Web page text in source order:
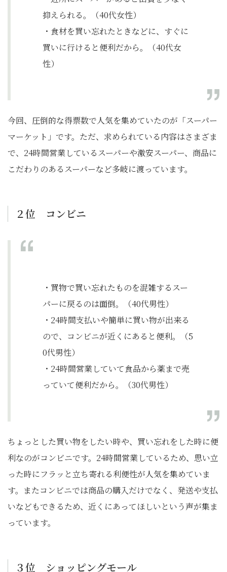
抑えられる。（40代女性）
・食材を買い忘れたときなどに、すぐに
買いに行けると便利だから。（40代女
性）
今回、圧倒的な得票数で人気を集めていたのが「スーパー
マーケット」です。ただ、求められている内容はさまざま
で、24時間営業しているスーパーや激安スーパー、商品に
こだわりのあるスーパーなど多岐に渡っています。
２位 コンビニ
・買物で買い忘れたものを混雑するスー
パーに戻るのは面倒。（40代男性）
・24時間支払いや簡単に買い物が出来る
ので、コンビニが近くにあると便利。（5
0代男性）
・24時間営業していて食品から薬まで売
っていて便利だから。（30代男性）
ちょっとした買い物をしたい時や、買い忘れをした時に便
利なのがコンビニです。24時間営業しているため、思い立
った時にフラッと立ち寄れる利便性が人気を集めていま
す。またコンビニでは商品の購入だけでなく、発送や支払
いなどもできるため、近くにあってほしいという声が集ま
っています。
３位 ショッピングモール